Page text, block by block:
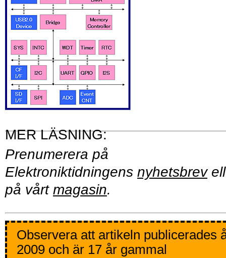
Prenumerera på
Elektroniktidningens nyhetsbrev
på vårt magasin.
Observera att artikeln publicerades
2009 och är 17 år gammal